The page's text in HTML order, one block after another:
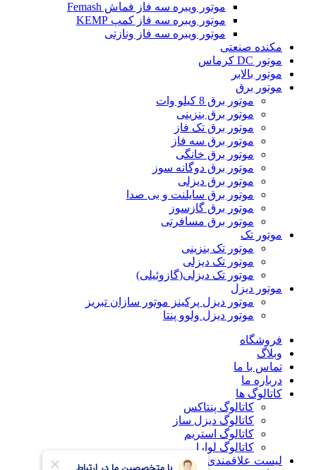
موتور ویبره سه فاز فماش Femash
موتور ویبره سه فاز کمپ KEMP
موتور ویبره سه فاز ونازتی
مکنده صنعتی
موتور DC کرماس
موتور بالابر
موتور برق
موتور برق 8 کیلو وات
موتور برق بنزینی
موتور برق تک فاز
موتور برق سه فاز
موتور برق خانگی
موتور برق دوگانه سوز
موتور برق دیزلی
موتور برق سایلنت و بی صدا
موتور برق گازسوز
موتور برق مسافرتی
موتور تک
موتور تک بنزینی
موتور تک دیزلی
موتور تک دیزلی(گازوئیلی)
موتور دیزل
موتور دیزل پرکینز موتور سازان تبریز
موتور دیزل ولوو پنتا
فروشگاه
وبلاگ
تماس با ما
درباره ما
کاتالوگ ها
کاتالوگ پنتاکس
کاتالوگ دیزل ساز
کاتالوگ استریم
کاتالوگ لوارا
لیست علاقمندی